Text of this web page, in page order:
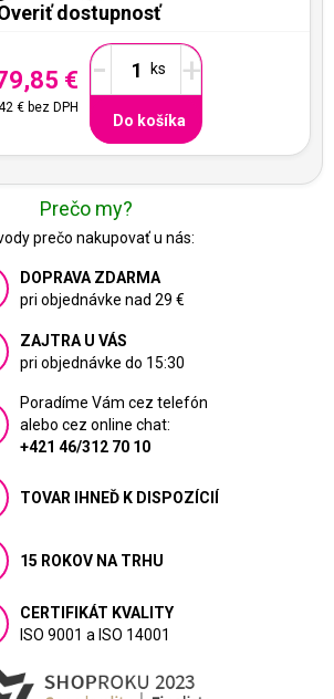
dostupnosť
€
€bez DPH
- +
Do košíka
Prečo my?
prečo nakupovať u nás:
DOPRAVA ZDARMA
pri objednávke nad 29 €
ZAJTRA U VÁS
pri objednávke do 15:30
Poradíme Vám cez telefón
alebo cez online chat:
+421 46/312 70 10
TOVAR IHNEĎ K DISPOZÍCIÍ
15 ROKOV NA TRHU
CERTIFIKÁT KVALITY
ISO 9001 a ISO 14001